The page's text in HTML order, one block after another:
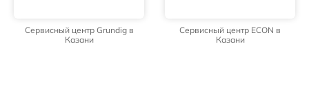
Сервисный центр Grundig в
Казани
Сервисный центр ECON в
Казани